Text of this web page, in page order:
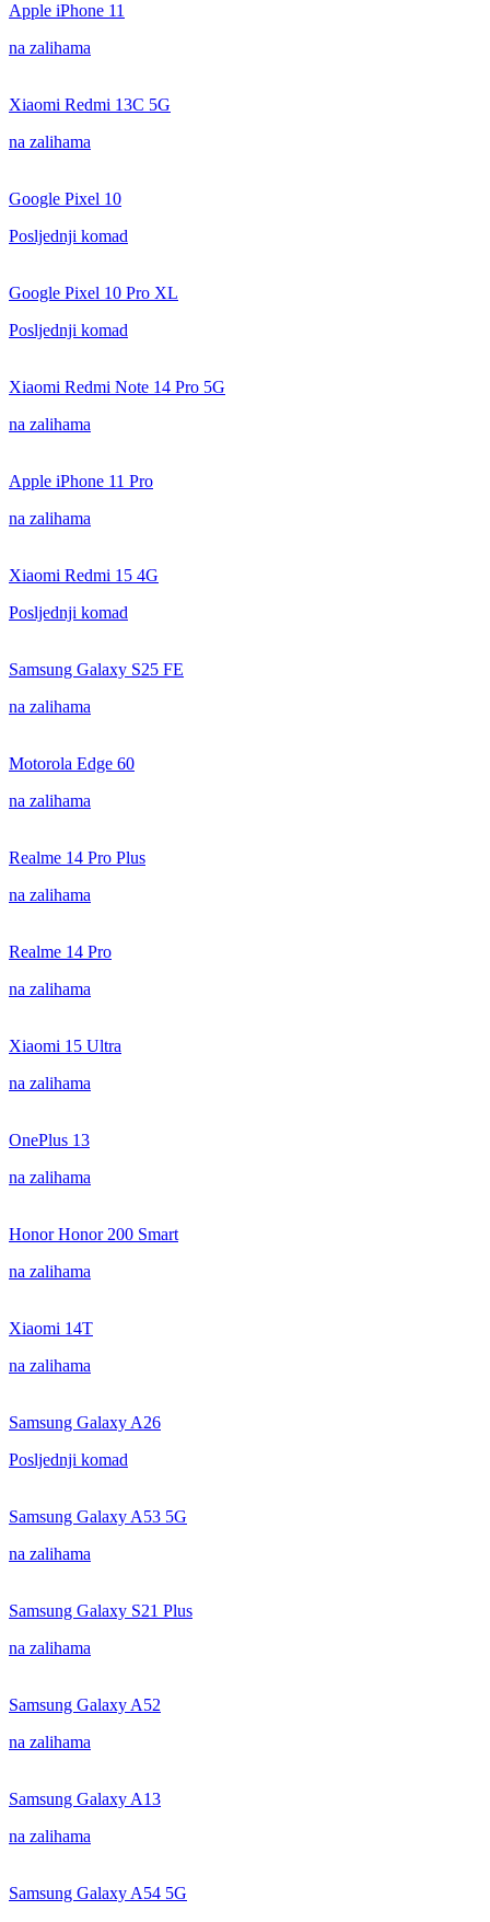
Apple iPhone 11
na zalihama
Xiaomi Redmi 13C 5G
na zalihama
Google Pixel 10
Posljednji komad
Google Pixel 10 Pro XL
Posljednji komad
Xiaomi Redmi Note 14 Pro 5G
na zalihama
Apple iPhone 11 Pro
na zalihama
Xiaomi Redmi 15 4G
Posljednji komad
Samsung Galaxy S25 FE
na zalihama
Motorola Edge 60
na zalihama
Realme 14 Pro Plus
na zalihama
Realme 14 Pro
na zalihama
Xiaomi 15 Ultra
na zalihama
OnePlus 13
na zalihama
Honor Honor 200 Smart
na zalihama
Xiaomi 14T
na zalihama
Samsung Galaxy A26
Posljednji komad
Samsung Galaxy A53 5G
na zalihama
Samsung Galaxy S21 Plus
na zalihama
Samsung Galaxy A52
na zalihama
Samsung Galaxy A13
na zalihama
Samsung Galaxy A54 5G